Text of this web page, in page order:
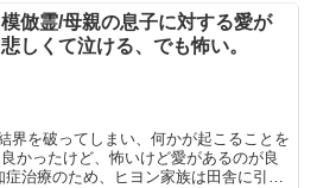
模倣霊/母親の息子に対する愛が
悲しくて泣ける、でも怖い。
界を破ってしまい、何かが起こることを
かったけど、怖いけど愛があるのが良
治療のため、ヒヨン家族は田舎に引越